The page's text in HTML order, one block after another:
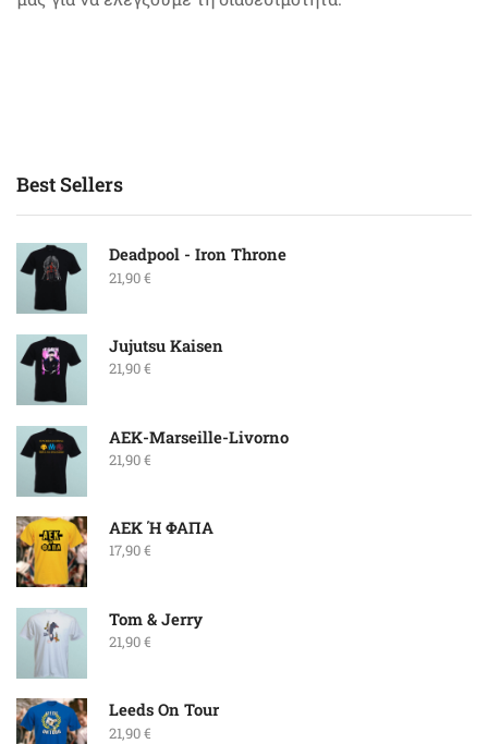
Best Sellers
Deadpool - Iron Throne
21,90€
Jujutsu Kaisen
21,90€
ΑΕΚ-Marseille-Livorno
21,90€
ΑΕΚ Ή ΦΑΠΑ
17,90€
Tom & Jerry
21,90€
Leeds On Tour
21,90€